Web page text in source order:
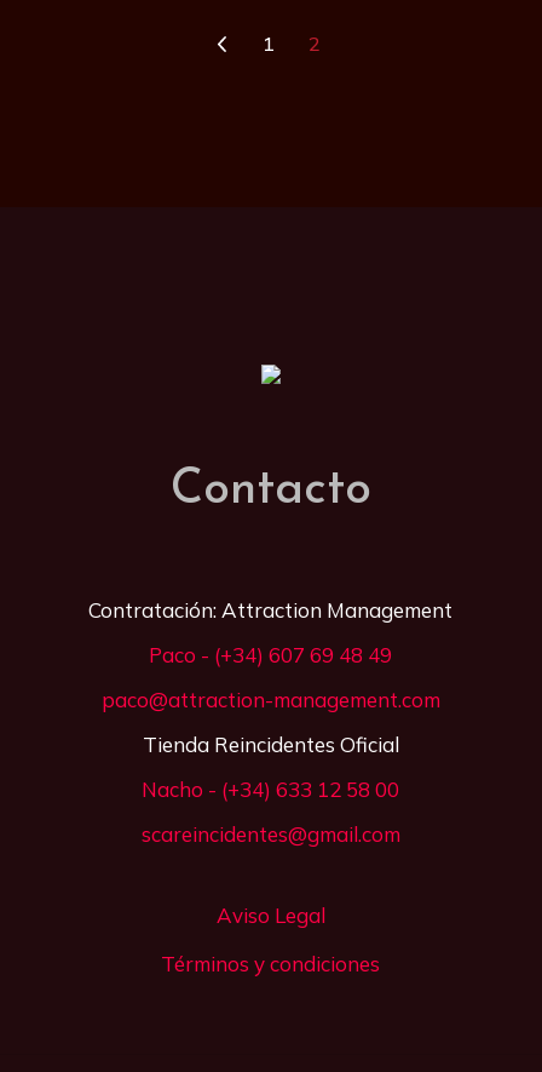
1 2
Contacto
Contratación: Attraction Management
Paco - (+34) 607 69 48 49
paco@attraction-management.com
Tienda Reincidentes Oficial
Nacho - (+34) 633 12 58 00
scareincidentes@gmail.com
Aviso Legal
Términos y condiciones